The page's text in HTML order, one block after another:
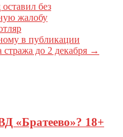
без
жалобу
в публикации
до 2 декабря →
«Братеево»? 18+